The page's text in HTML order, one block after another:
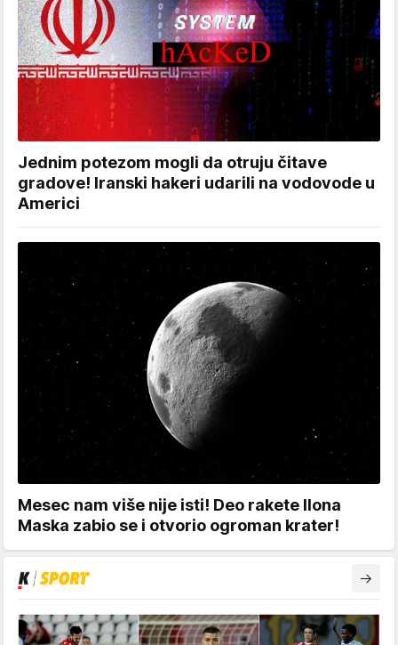
Jednim potezom mogli da otruju čitave
gradove! Iranski hakeri udarili na vodovode u
Americi
Mesec nam više nije isti! Deo rakete Ilona
Maska zabio se i otvorio ogroman krater!